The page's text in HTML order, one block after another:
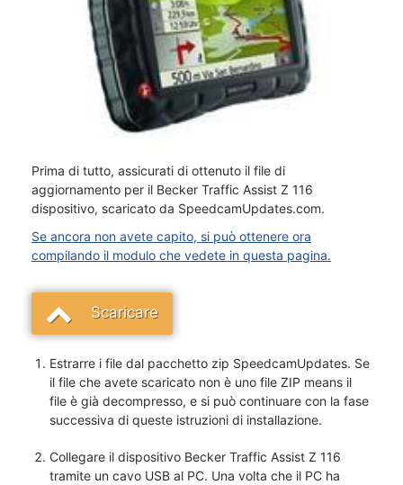
Prima di tutto, assicurati di ottenuto il file di
aggiornamento per il Becker Traffic Assist Z 116
dispositivo, scaricato da SpeedcamUpdates.com.
Se ancora non avete capito, si può ottenere ora
compilando il modulo che vedete in questa pagina.
Scaricare
Estrarre i file dal pacchetto zip SpeedcamUpdates. Se
il file che avete scaricato non è uno file ZIP means il
file è già decompresso, e si può continuare con la fase
successiva di queste istruzioni di installazione.
Collegare il dispositivo Becker Traffic Assist Z 116
tramite un cavo USB al PC. Una volta che il PC ha